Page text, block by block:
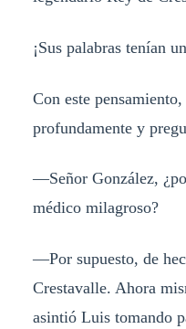
¡Sus palabras tenían
Con este
profundamente y
—Señor González,
médico milagroso?
—Por supuesto, de
Crestavalle. Ahora
asintió Luis tomando